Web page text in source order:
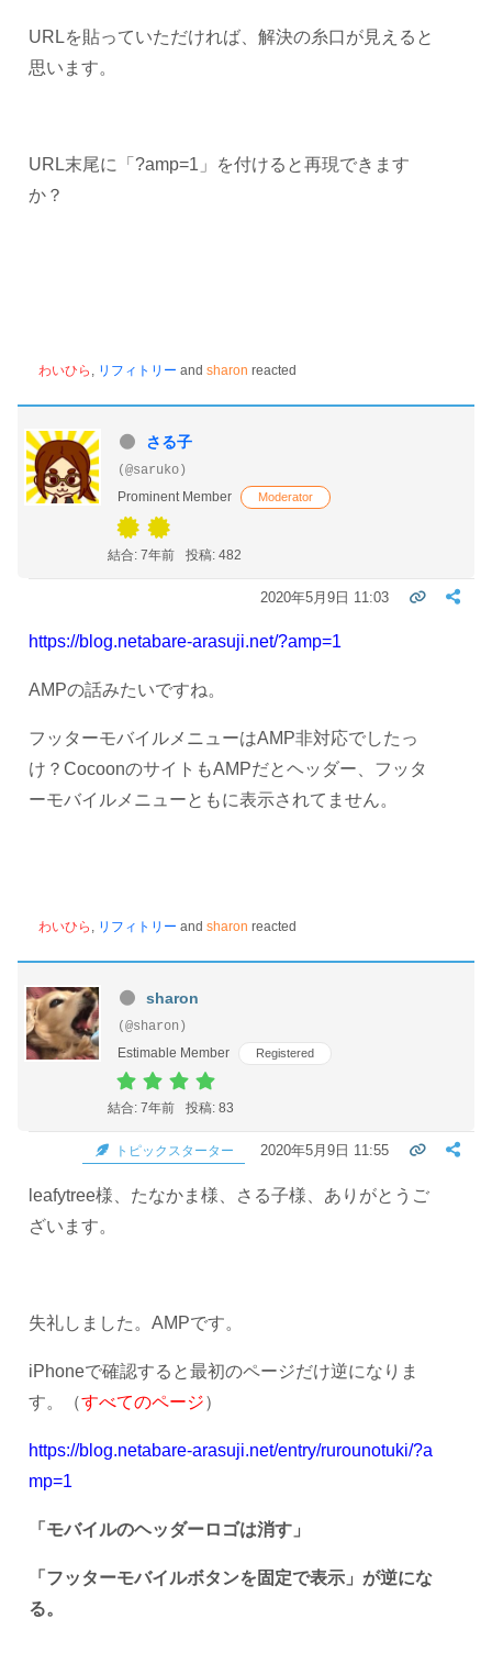
URLを貼っていただければ、解決の糸口が見えると
思います。
URL末尾に「?amp=1」を付けると再現できます
か？
わいひら リフィトリー and sharon reacted
さる子
(@saruko)
Prominent Member
Moderator
結合: 7年前 投稿: 482
2020年5月9日 11:03
https://blog.netabare-arasuji.net/?amp=1
AMPの話みたいですね。
フッターモバイルメニューはAMP非対応でしたっ
け？CocoonのサイトもAMPだとヘッダー、フッタ
ーモバイルメニューともに表示されてません。
わいひら リフィトリー and sharon reacted
sharon
(@sharon)
Estimable Member
Registered
結合: 7年前 投稿: 83
トピックスターター 2020年5月9日 11:55
leafytree様、 たなかま様、さる子様、ありがとうご
ざいます。
失礼しました。AMPです。
iPhoneで確認すると最初のページだけ逆になりま
す。（すべてのページ）
https://blog.netabare-arasuji.net/entry/rurounotuki/?a
mp=1
「モバイルのヘッダーロゴは消す」
「フッターモバイルボタンを固定で表示」が逆にな
る。